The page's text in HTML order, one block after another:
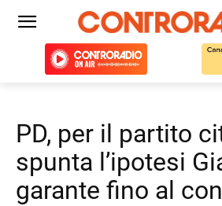
PD, per il partito
spunta l’ipotesi
garante fino al